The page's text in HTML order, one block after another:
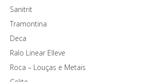
Sanitrit
Tramontina
Deca
Ralo Linear Elleve
Roca – Louças e Metais